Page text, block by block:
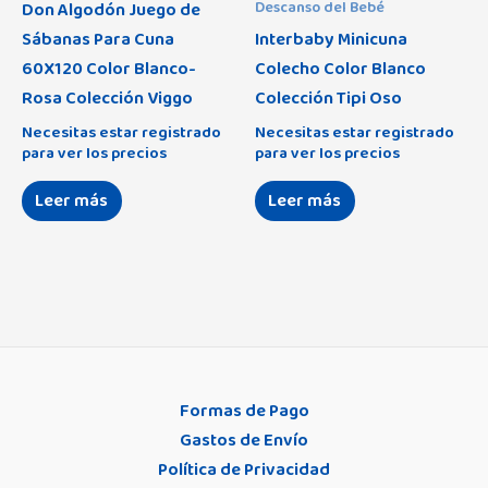
Don Algodón Juego de
Sábanas Para Cuna
60X120 Color Blanco-
Rosa Colección Viggo
Necesitas estar registrado
para ver los precios
Leer más
Descanso del Bebé
Interbaby Minicuna
Colecho Color Blanco
Colección Tipi Oso
Necesitas estar registrado
para ver los precios
Leer más
Formas de Pago
Gastos de Envío
Política de Privacidad